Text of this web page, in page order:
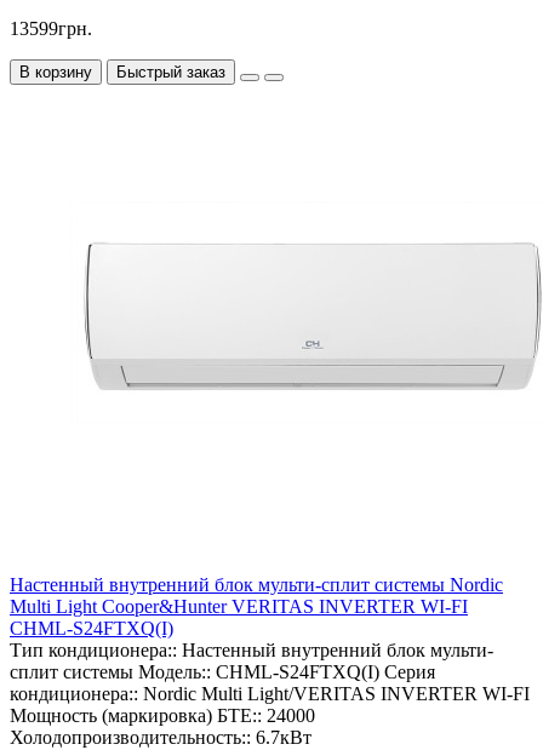
13599грн.
В корзину Быстрый заказ
Настенный внутренний блок мульти-сплит системы Nordic
Multi Light Cooper&Hunter VERITAS INVERTER WI-FI
CHML-S24FTXQ(I)
Тип кондиционера:: Настенный внутренний блок мульти-
сплит системы Модель:: CHML-S24FTXQ(I) Серия
кондиционера:: Nordic Multi Light/VERITAS INVERTER WI-FI
Мощность (маркировка) БТЕ:: 24000
Холодопроизводительность:: 6.7кВт